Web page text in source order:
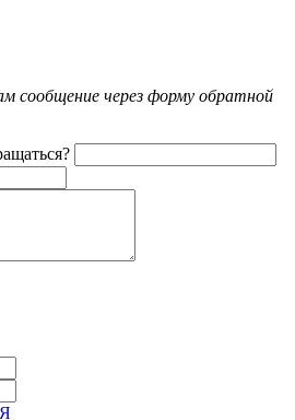
сообщение через форму обратной